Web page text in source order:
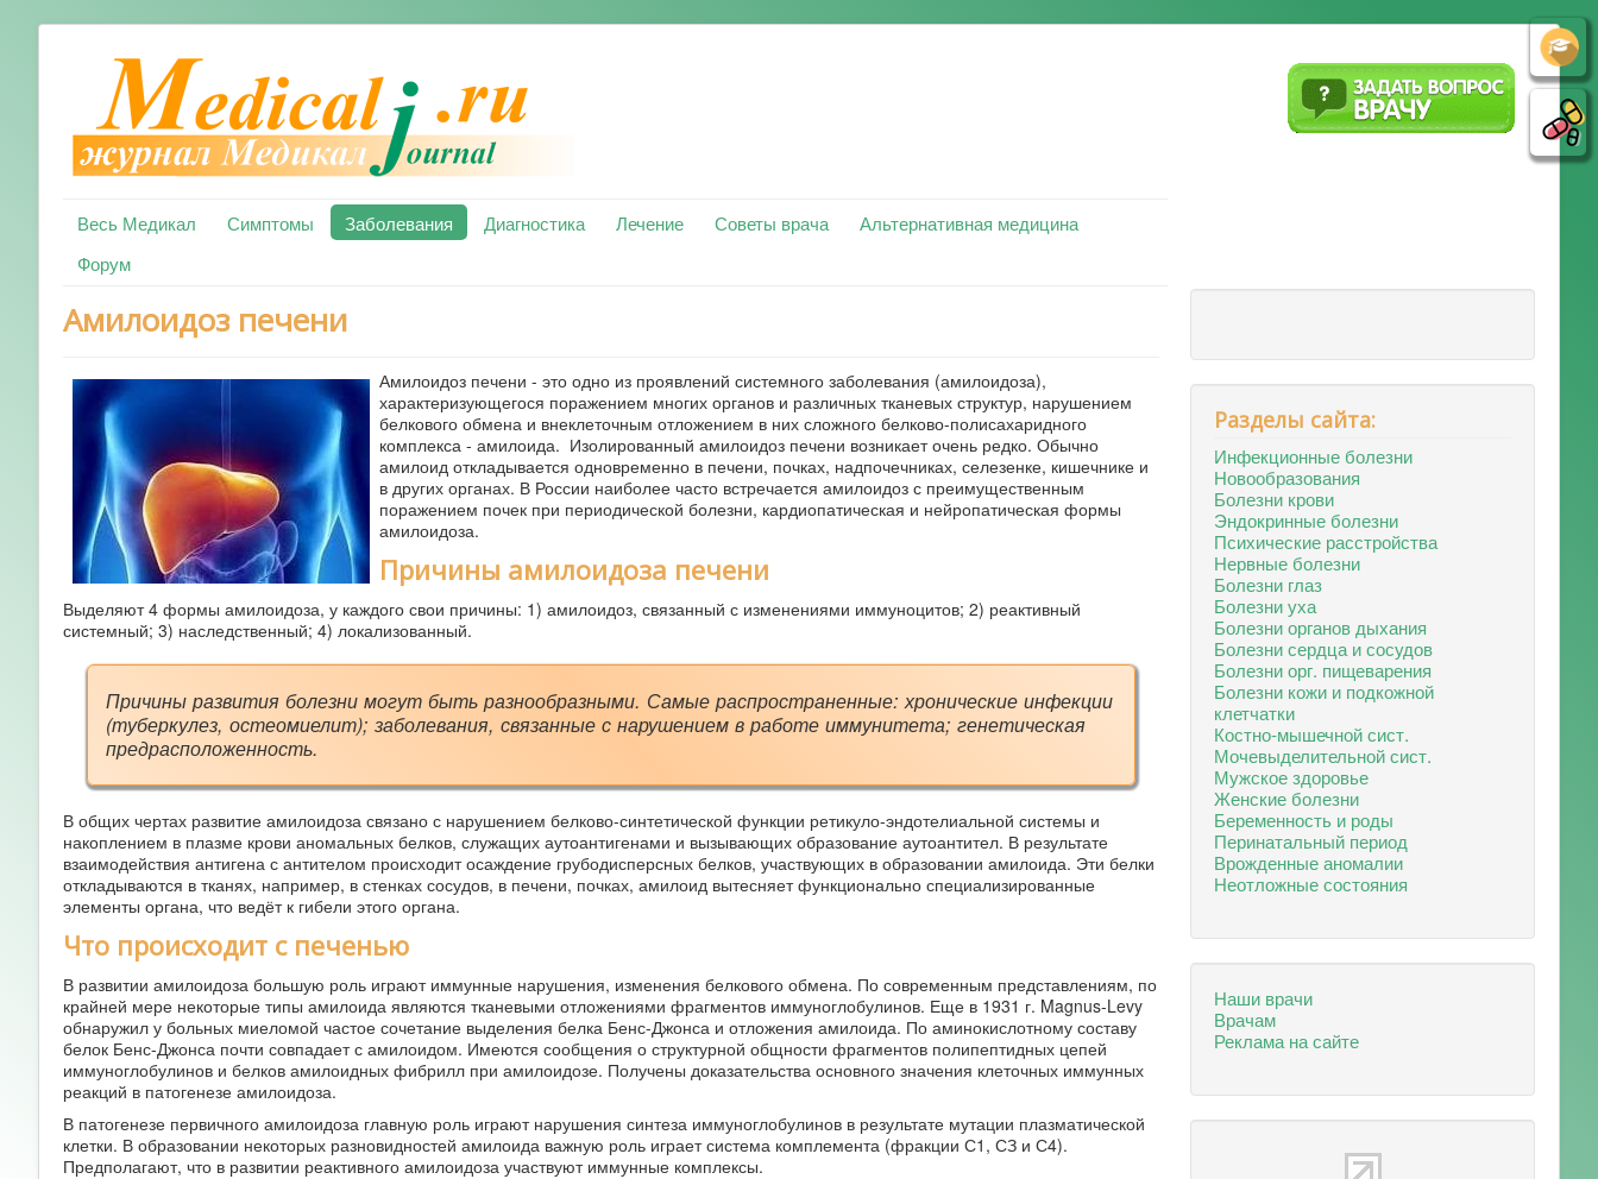
Весь Медикал Симптомы Заболевания Диагностика Лечение Советы врача
Альтернативная медицина
Форум
Амилоидоз печени
Амилоидоз печени - это одно из проявлений системного заболевания (амилоидоза),
характеризующегося поражением многих органов и различных тканевых структур, нарушением
белкового обмена и внеклеточным отложением в них сложного белково-полисахаридного
комплекса - амилоида. Изолированный амилоидоз печени возникает очень редко. Обычно
амилоид откладывается одновременно в печени, почках, надпочечниках, селезенке, кишечнике и
в других органах. В России наиболее часто встречается амилоидоз с преимущественным
поражением почек при периодической болезни, кардиопатическая и нейропатическая формы
амилоидоза.
Причины амилоидоза печени
Выделяют 4 формы амилоидоза, у каждого свои причины: 1) амилоидоз, связанный с изменениями иммуноцитов; 2) реактивный
системный; 3) наследственный; 4) локализованный.
Причины развития болезни могут быть разнообразными. Самые распространенные: хронические инфекции
(туберкулез, остеомиелит); заболевания, связанные с нарушением в работе иммунитета; генетическая
предрасположенность.
В общих чертах развитие амилоидоза связано с нарушением белково-синтетической функции ретикуло-эндотелиальной системы и
накоплением в плазме крови аномальных белков, служащих аутоантигенами и вызывающих образование аутоантител. В результате
взаимодействия антигена с антителом происходит осаждение грубодисперсных белков, участвующих в образовании амилоида. Эти белки
откладываются в тканях, например, в стенках сосудов, в печени, почках, амилоид вытесняет функционально специализированные
элементы органа, что ведёт к гибели этого органа.
Что происходит с печенью
В развитии амилоидоза большую роль играют иммунные нарушения, изменения белкового обмена. По современным представлениям, по
крайней мере некоторые типы амилоида являются тканевыми отложениями фрагментов иммуноглобулинов. Еще в 1931 г. Magnus-Levy
обнаружил у больных миеломой частое сочетание выделения белка Бенс-Джонса и отложения амилоида. По аминокислотному составу
белок Бенс-Джонса почти совпадает с амилоидом. Имеются сообщения о структурной общности фрагментов полипептидных цепей
иммуноглобулинов и белков амилоидных фибрилл при амилоидозе. Получены доказательства основного значения клеточных иммунных
реакций в патогенезе амилоидоза.
В патогенезе первичного амилоидоза главную роль играют нарушения синтеза иммуноглобулинов в результате мутации плазматической
клетки. В образовании некоторых разновидностей амилоида важную роль играет система комплемента (фракции С1, СЗ и С4).
Предполагают, что в развитии реактивного амилоидоза участвуют иммунные комплексы.
Разделы сайта:
Инфекционные болезни
Новообразования
Болезни крови
Эндокринные болезни
Психические расстройства
Нервные болезни
Болезни глаз
Болезни уха
Болезни органов дыхания
Болезни сердца и сосудов
Болезни орг. пищеварения
Болезни кожи и подкожной
клетчатки
Костно-мышечной сист.
Мочевыделительной сист.
Мужское здоровье
Женские болезни
Беременность и роды
Перинатальный период
Врожденные аномалии
Неотложные состояния
Наши врачи
Врачам
Реклама на сайте